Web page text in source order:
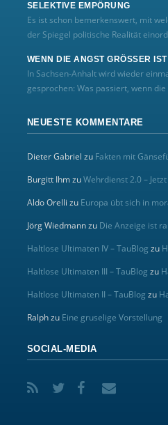
SELEKTIVE EMPÖRUNG
Es ist schon bemerkenswert, mit
der Spiegel politische Realität
WENN DIE ANGST GRÖSSER IST
In Sachsen-Anhalt wird wieder
gesprochen: Was passiert, wenn
NEUESTE KOMMENTARE
Dieter Gabriel zu Fakten mit
Burgitt IhmzuWehrdienst 2.0 –
Aldo Orelli zu Europa übt sich in
Jörg Wiedmannzu Die Anzeige ist
Haltlose Ultimaten IV – TauBlog zu
Haltlose Ultimaten III – TauBlog zu
Haltlose Ultimaten II – TauBlog zu
Ralphzu Eine gruselige Vorstellung
SOCIAL-MEDIA